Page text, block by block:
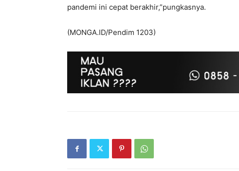
pandemi ini cepat berakhir,”pungkasnya.
(MONGA.ID/Pendim 1203)